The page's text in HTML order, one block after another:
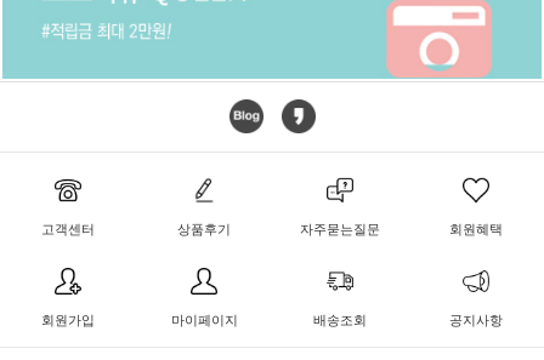
고객센터 상품후기 자주묻는질문 회원혜택
회원가입 마이페이지 배송조회 공지사항